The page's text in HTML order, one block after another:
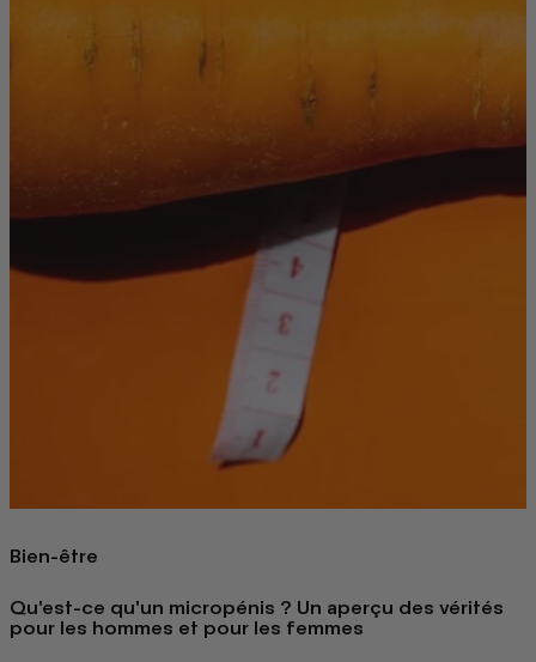
Bien-être
Qu'est-ce qu'un micropénis ? Un aperçu des vérités
pour les hommes et pour les femmes